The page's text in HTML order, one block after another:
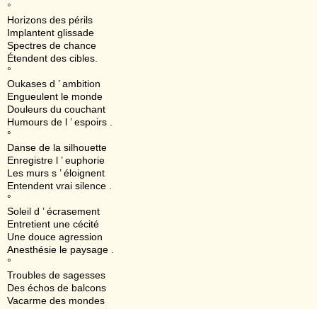
°
Horizons des périls
Implantent glissade
Spectres de chance
Étendent des cibles.
°
Oukases d ’ ambition
Engueulent le monde
Douleurs du couchant
Humours de l ’ espoirs .
°
Danse de la silhouette
Enregistre l ’ euphorie
Les murs s ’ éloignent
Entendent vrai silence .
°
Soleil d ’ écrasement
Entretient une cécité
Une douce agression
Anesthésie le paysage .
°
Troubles de sagesses
Des échos de balcons
Vacarme des mondes